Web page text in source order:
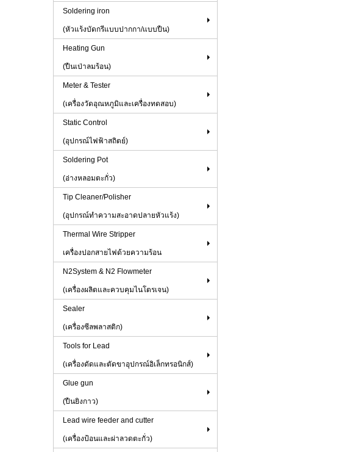
Soldering iron
(หัวแร้งบัดกรีแบบปากกา/แบบปืน)
Heating Gun
(ปืนเป่าลมร้อน)
Meter & Tester
(เครื่องวัดอุณหภูมิและเครื่องทดสอบ)
Static Control
(อุปกรณ์ไฟฟ้าสถิตย์)
Soldering Pot
(อ่างหลอมตะกั่ว)
Tip Cleaner/Polisher
(อุปกรณ์ทำความสะอาดปลายหัวแร้ง)
Thermal Wire Stripper
เครื่องปอกสายไฟด้วยความร้อน
N2System & N2 Flowmeter
(เครื่องผลิตและควบคุมไนโตรเจน)
Sealer
(เครื่องซีลพลาสติก)
Tools for Lead
(เครื่องดัดและตัดขาอุปกรณ์อิเล็กทรอนิกส์)
Glue gun
(ปืนยิงกาว)
Lead wire feeder and cutter
(เครื่องป้อนและผ่าลวดตะกั่ว)